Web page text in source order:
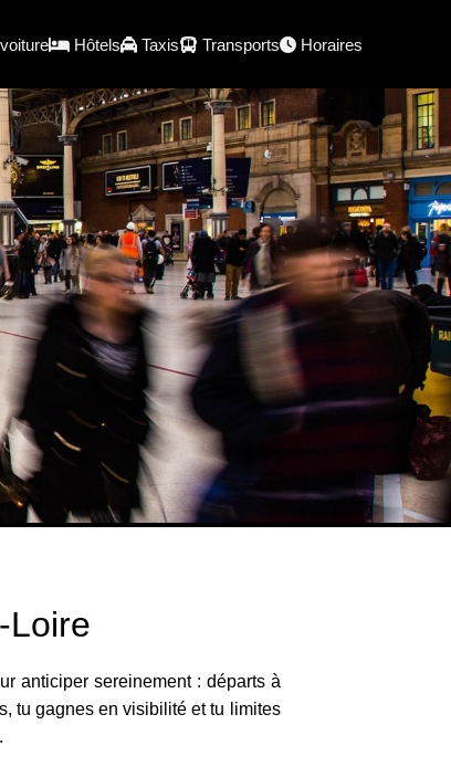
Hôtels Taxis Transports Horaires
Loire
anticiper sereinement : départs à
tu gagnes en visibilité et tu limites